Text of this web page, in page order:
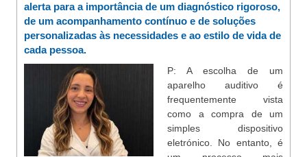
alerta para a importância de um diagnóstico rigoroso,
de um acompanhamento contínuo e de soluções
personalizadas às necessidades e ao estilo de vida de
cada pessoa.
P: A escolha de um
aparelho auditivo é
frequentemente vista
como a compra de um
simples dispositivo
eletrónico. No entanto, é